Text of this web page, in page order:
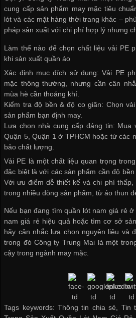
cung cấp sản phẩm may mặc tiêu
lót và các mặt hàng thời trang khác –
pháp sản xuất với chi phí hợp lý nhưng
Làm thế nào để chọn chất liệu vải PE
khi sản xuất quần áo
Xác định mục đích sử dụng: Vải PE
mặc thông thường, nhưng cần cân
mùa hè cần thoáng khí.
Kiểm tra độ bền & độ co giãn: Chọn
sản phẩm bạn định may.
Lựa chọn nhà cung cấp đáng tin:
Quận 5, Quận 1 ở TPHCM hoặc từ các
bảo chất lượng.
Vải PE là một chất liệu quan trọng
đặc biệt là với các sản phẩm cần độ bền
Với ưu điểm dễ thiết kế và chi phí
trong nhiều dòng sản phẩm, từ áo thun
Nếu bạn đang tìmquần lót nam giá rẻ ở
nam giá rẻ hiệu quả hoặc tìmcơ sở
hãy cân nhắc lựa chọn nguyên liệu và
trong đó Công ty Trung Mai là một
cậy trong ngành may mặc.
Tags keywords: Thông tin chia sẻ, Tin